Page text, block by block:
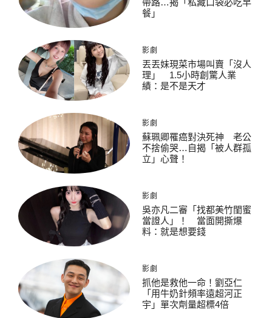
餐」
影劇
丟丟妹現菜市場叫賣「沒人
理」 1.5小時創驚人業
績：是不是天才
影劇
蘇珮卿罹癌對決死神 老公
不捨偷哭…自揭「被人群孤
立」心聲！
影劇
吳亦凡二審「找都美竹閨蜜
當證人」！ 當面開撕爆
料：就是想要錢
影劇
抓他是救他一命！劉亞仁
「用牛奶針頻率遠超河正
宇」單次劑量超標4倍